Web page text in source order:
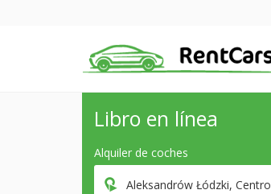
Libro en línea
Alquiler de coches
Aleksandrów Łódzki, Centro